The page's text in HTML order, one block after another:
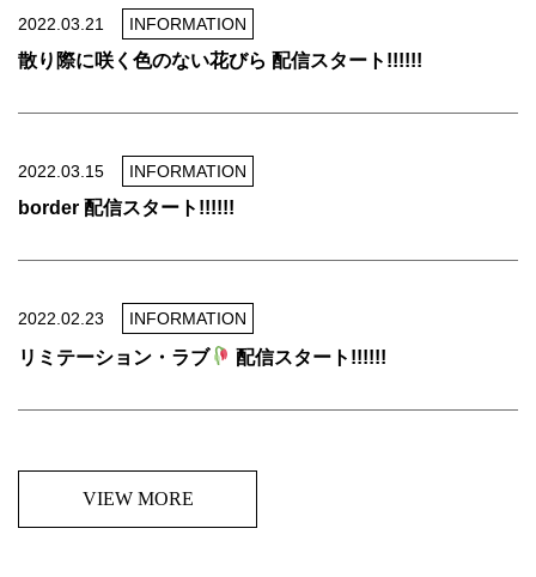
2022.03.21 INFORMATION
散り際に咲く色のない花びら 配信スタート!!!!!!
2022.03.15 INFORMATION
border 配信スタート!!!!!!
2022.02.23 INFORMATION
リミテーション・ラブ 配信スタート!!!!!!
VIEW MORE